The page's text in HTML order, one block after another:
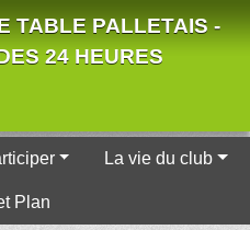
TABLE PALLETAIS -
24 HEURES
La vie du club
Plan